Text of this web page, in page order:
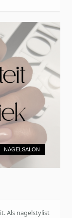
NAGELSALON
Als nagelstylist